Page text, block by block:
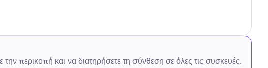
περικοπή και να διατηρήσετε τη σύνθεση σε όλες τις συσκευές.